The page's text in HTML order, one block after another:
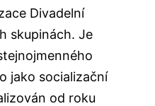
Divadelní
skupinách. Je
jako socializační
od roku